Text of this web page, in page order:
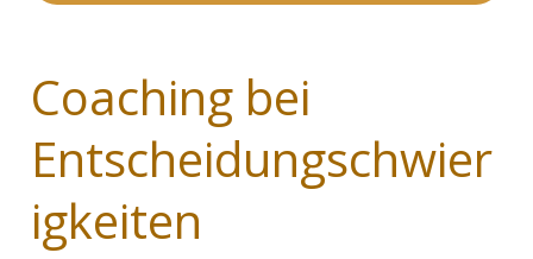
Coaching bei
Entscheidungschwier
igkeiten